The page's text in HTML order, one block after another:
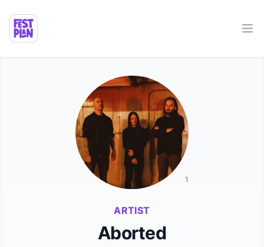
ARTIST
Aborted
1